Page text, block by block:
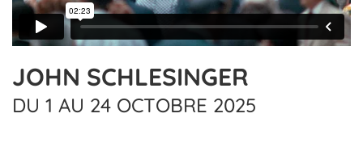
JOHN SCHLESINGER
DU 1 AU 24 OCTOBRE 2025